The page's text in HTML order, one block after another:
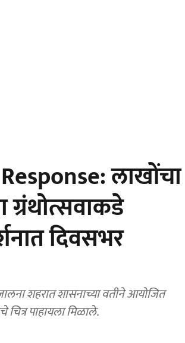
लाखोंचा
दिवसभर
शहरात शासनाच्या वतीने आयोजित
चित्र पाहायला मिळाले.